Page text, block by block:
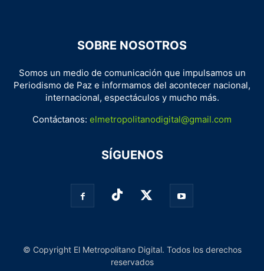
SOBRE NOSOTROS
Somos un medio de comunicación que impulsamos un
Periodismo de Paz e informamos del acontecer nacional,
internacional, espectáculos y mucho más.
Contáctanos: elmetropolitanodigital@gmail.com
SÍGUENOS
© Copyright El Metropolitano Digital. Todos los derechos
reservados